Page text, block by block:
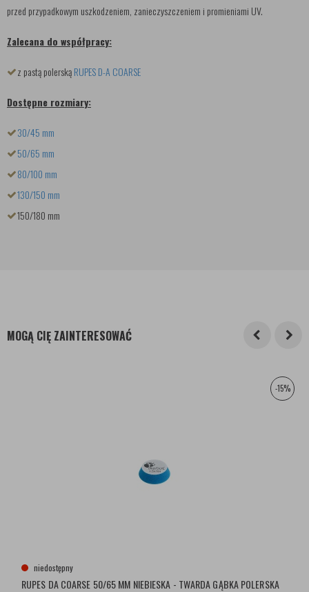
przed przypadkowym uszkodzeniem, zanieczyszczeniem i promieniami UV.
Zalecana do współpracy:
z pastą polerskąRUPES D-A COARSE
Dostępne rozmiary:
30/45 mm
50/65 mm
80/100 mm
130/150 mm
150/180 mm
MOGĄ CIĘ ZAINTERESOWAĆ
-15%
niedostępny
RUPES DA COARSE 50/65 MM NIEBIESKA - TWARDA GĄBKA POLERSKA